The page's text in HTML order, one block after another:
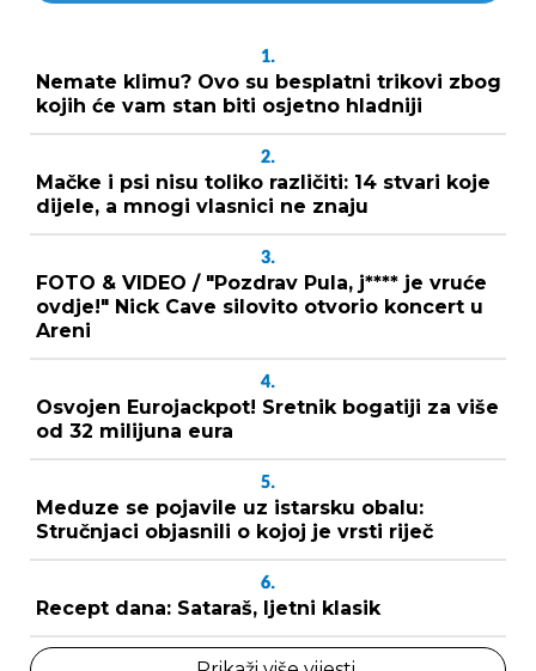
1.
Nemate klimu? Ovo su besplatni trikovi zbog
kojih će vam stan biti osjetno hladniji
2.
Mačke i psi nisu toliko različiti: 14 stvari koje
dijele, a mnogi vlasnici ne znaju
3.
FOTO & VIDEO / "Pozdrav Pula, j**** je vruće
ovdje!" Nick Cave silovito otvorio koncert u
Areni
4.
Osvojen Eurojackpot! Sretnik bogatiji za više
od 32 milijuna eura
5.
Meduze se pojavile uz istarsku obalu:
Stručnjaci objasnili o kojoj je vrsti riječ
6.
Recept dana: Sataraš, ljetni klasik